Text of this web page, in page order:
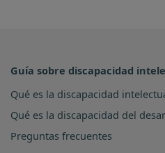
Guía sobre discapacidad
Qué es la discapacidad
Qué es la discapacidad del
Preguntas frecuentes